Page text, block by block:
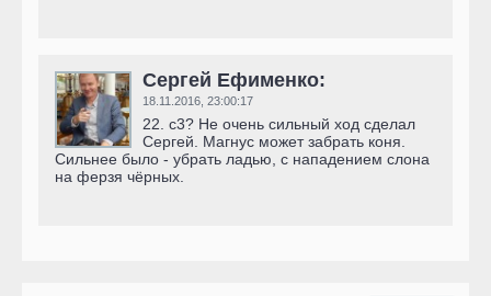
Сергей Ефименко:
18.11.2016, 23:00:17
22. c3? Не очень сильный ход сделал
Сергей. Магнус может забрать коня.
Сильнее было - убрать ладью, с нападением слона
на ферзя чёрных.